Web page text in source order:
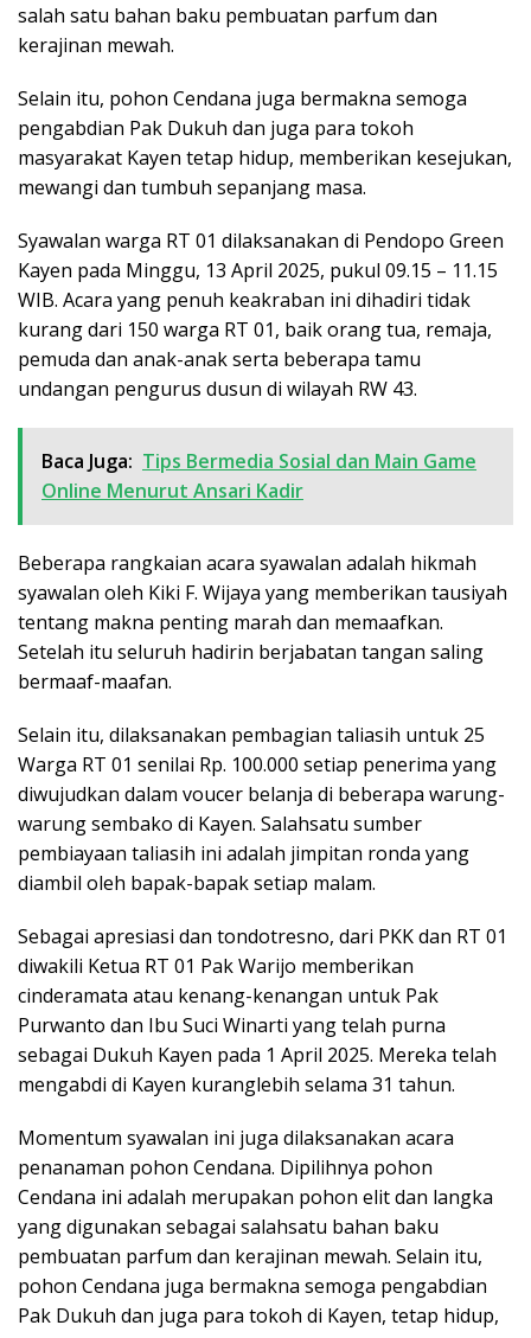
salah satu bahan baku pembuatan parfum dan
kerajinan mewah.
Selain itu, pohon Cendana juga bermakna semoga
pengabdian Pak Dukuh dan juga para tokoh
masyarakat Kayen tetap hidup, memberikan kesejukan,
mewangi dan tumbuh sepanjang masa.
Syawalan warga RT 01 dilaksanakan di Pendopo Green
Kayen pada Minggu, 13 April 2025, pukul 09.15 – 11.15
WIB. Acara yang penuh keakraban ini dihadiri tidak
kurang dari 150 warga RT 01, baik orang tua, remaja,
pemuda dan anak-anak serta beberapa tamu
undangan pengurus dusun di wilayah RW 43.
Baca Juga: Tips Bermedia Sosial dan Main Game
Online Menurut Ansari Kadir
Beberapa rangkaian acara syawalan adalah hikmah
syawalan oleh Kiki F. Wijaya yang memberikan tausiyah
tentang makna penting marah dan memaafkan.
Setelah itu seluruh hadirin berjabatan tangan saling
bermaaf-maafan.
Selain itu, dilaksanakan pembagian taliasih untuk 25
Warga RT 01 senilai Rp. 100.000 setiap penerima yang
diwujudkan dalam voucer belanja di beberapa warung-
warung sembako di Kayen. Salahsatu sumber
pembiayaan taliasih ini adalah jimpitan ronda yang
diambil oleh bapak-bapak setiap malam.
Sebagai apresiasi dan tondotresno, dari PKK dan RT 01
diwakili Ketua RT 01 Pak Warijo memberikan
cinderamata atau kenang-kenangan untuk Pak
Purwanto dan Ibu Suci Winarti yang telah purna
sebagai Dukuh Kayen pada 1 April 2025. Mereka telah
mengabdi di Kayen kuranglebih selama 31 tahun.
Momentum syawalan ini juga dilaksanakan acara
penanaman pohon Cendana. Dipilihnya pohon
Cendana ini adalah merupakan pohon elit dan langka
yang digunakan sebagai salahsatu bahan baku
pembuatan parfum dan kerajinan mewah. Selain itu,
pohon Cendana juga bermakna semoga pengabdian
Pak Dukuh dan juga para tokoh di Kayen, tetap hidup,